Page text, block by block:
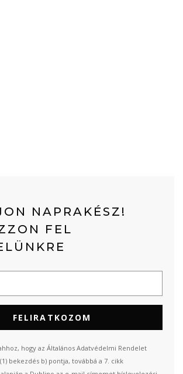
NAPRAKÉSZ!
FEL
FELIRATKOZOM
hogy az Általános Adatvédelmi Rendelet
bekezdés b) pontja, továbbá a 7. cikk